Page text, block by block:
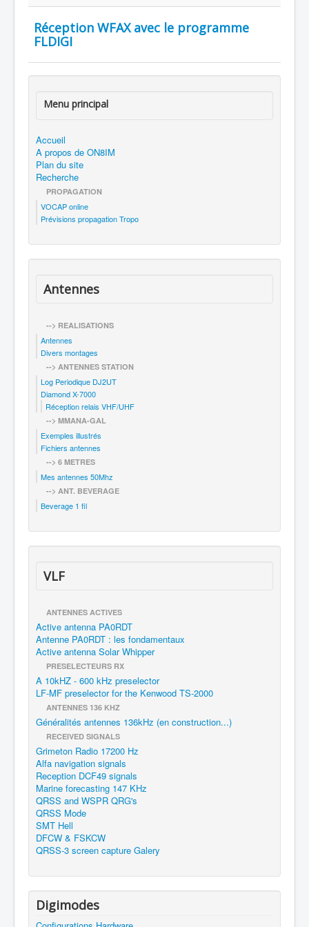
Réception WFAX avec le programme
FLDIGI
Menu principal
Accueil
A propos de ON8IM
Plan du site
Recherche
PROPAGATION
VOCAP online
Prévisions propagation Tropo
Antennes
--> REALISATIONS
Antennes
Divers montages
--> ANTENNES STATION
Log Periodique DJ2UT
Diamond X-7000
Réception relais VHF/UHF
--> MMANA-GAL
Exemples illustrés
Fichiers antennes
--> 6 METRES
Mes antennes 50Mhz
--> ANT. BEVERAGE
Beverage 1 fil
VLF
ANTENNES ACTIVES
Active antenna PA0RDT
Antenne PA0RDT : les fondamentaux
Active antenna Solar Whipper
PRESELECTEURS RX
A 10kHZ - 600 kHz preselector
LF-MF preselector for the Kenwood TS-2000
ANTENNES 136 KHZ
Généralités antennes 136kHz (en construction...)
RECEIVED SIGNALS
Grimeton Radio 17200 Hz
Alfa navigation signals
Reception DCF49 signals
Marine forecasting 147 KHz
QRSS and WSPR QRG's
QRSS Mode
SMT Hell
DFCW & FSKCW
QRSS-3 screen capture Galery
Digimodes